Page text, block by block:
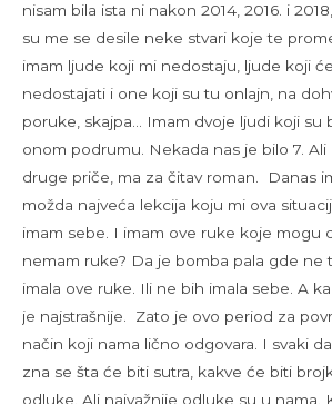
nisam bila ista ni nakon 2014, 2016. i
su me se desile neke stvari koje te
imam ljude koji mi nedostaju, ljude koji
nedostajati i one koji su tu onlajn, na
poruke, skajpa… Imam dvoje ljudi koji su
onom podrumu. Nekada nas je bilo 7. Ali
druge priče, ma za čitav roman. Danas
možda najveća lekcija koju mi ova
imam sebe. I imam ove ruke koje mogu
nemam ruke? Da je bomba pala gde ne
imala ove ruke. Ili ne bih imala sebe. A
je najstrašnije. Zato je ovo period za
način koji nama lično odgovara. I svaki
zna se šta će biti sutra, kakve će biti
odluke. Ali najvažnije odluke su u nama.